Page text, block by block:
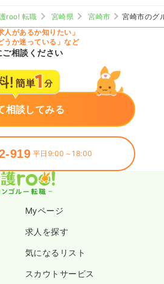
roo! 転職 宮崎県 宮崎市
宮崎市のグ
人があるか知りたい」
うか迷っている」など
ご相談ください
相談してみる
919 平日9:00～18:00
Myページ
求人を探す
気になるリスト
スカウトサービス